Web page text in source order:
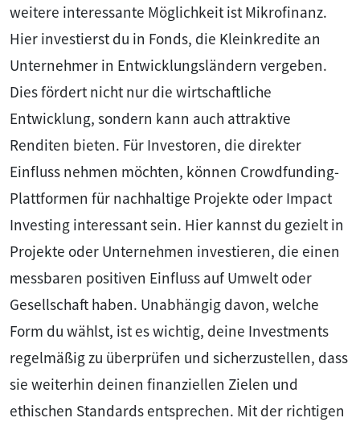
weitere interessante Möglichkeit ist Mikrofinanz.
Hier investierst du in Fonds, die Kleinkredite an
Unternehmer in Entwicklungsländern vergeben.
Dies fördert nicht nur die wirtschaftliche
Entwicklung, sondern kann auch attraktive
Renditen bieten. Für Investoren, die direkter
Einfluss nehmen möchten, können Crowdfunding-
Plattformen für nachhaltige Projekte oder Impact
Investing interessant sein. Hier kannst du gezielt in
Projekte oder Unternehmen investieren, die einen
messbaren positiven Einfluss auf Umwelt oder
Gesellschaft haben. Unabhängig davon, welche
Form du wählst, ist es wichtig, deine Investments
regelmäßig zu überprüfen und sicherzustellen, dass
sie weiterhin deinen finanziellen Zielen und
ethischen Standards entsprechen. Mit der richtigen